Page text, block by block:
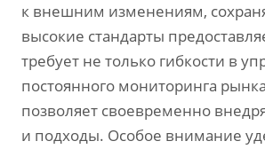
к внешним изменениям‚
высокие стандарты
требует не только гибкости в
постоянного мониторинга
позволяет своевременно
и подходы. Особое внимание